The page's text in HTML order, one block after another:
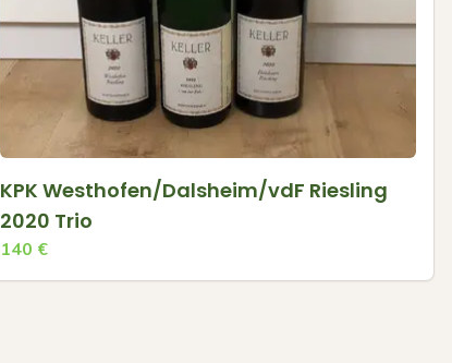
KPK Westhofen/Dalsheim/vdF Riesling
2020 Trio
140 €